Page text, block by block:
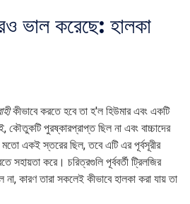
ভাল করেছে: হালকা
কীভাবে করতে হবে তা হ'ল হিউমার এবং একটি
পুরষ্কারপ্রাপ্ত ছিল না এবং বাচ্চাদের
একই স্তরের ছিল, তবে এটি এর পূর্বসূরীর
সহায়তা করে। চরিত্রগুলি পূর্ববর্তী ট্রিলজির
কারণ তারা সকলেই কীভাবে হালকা করা যায় তা